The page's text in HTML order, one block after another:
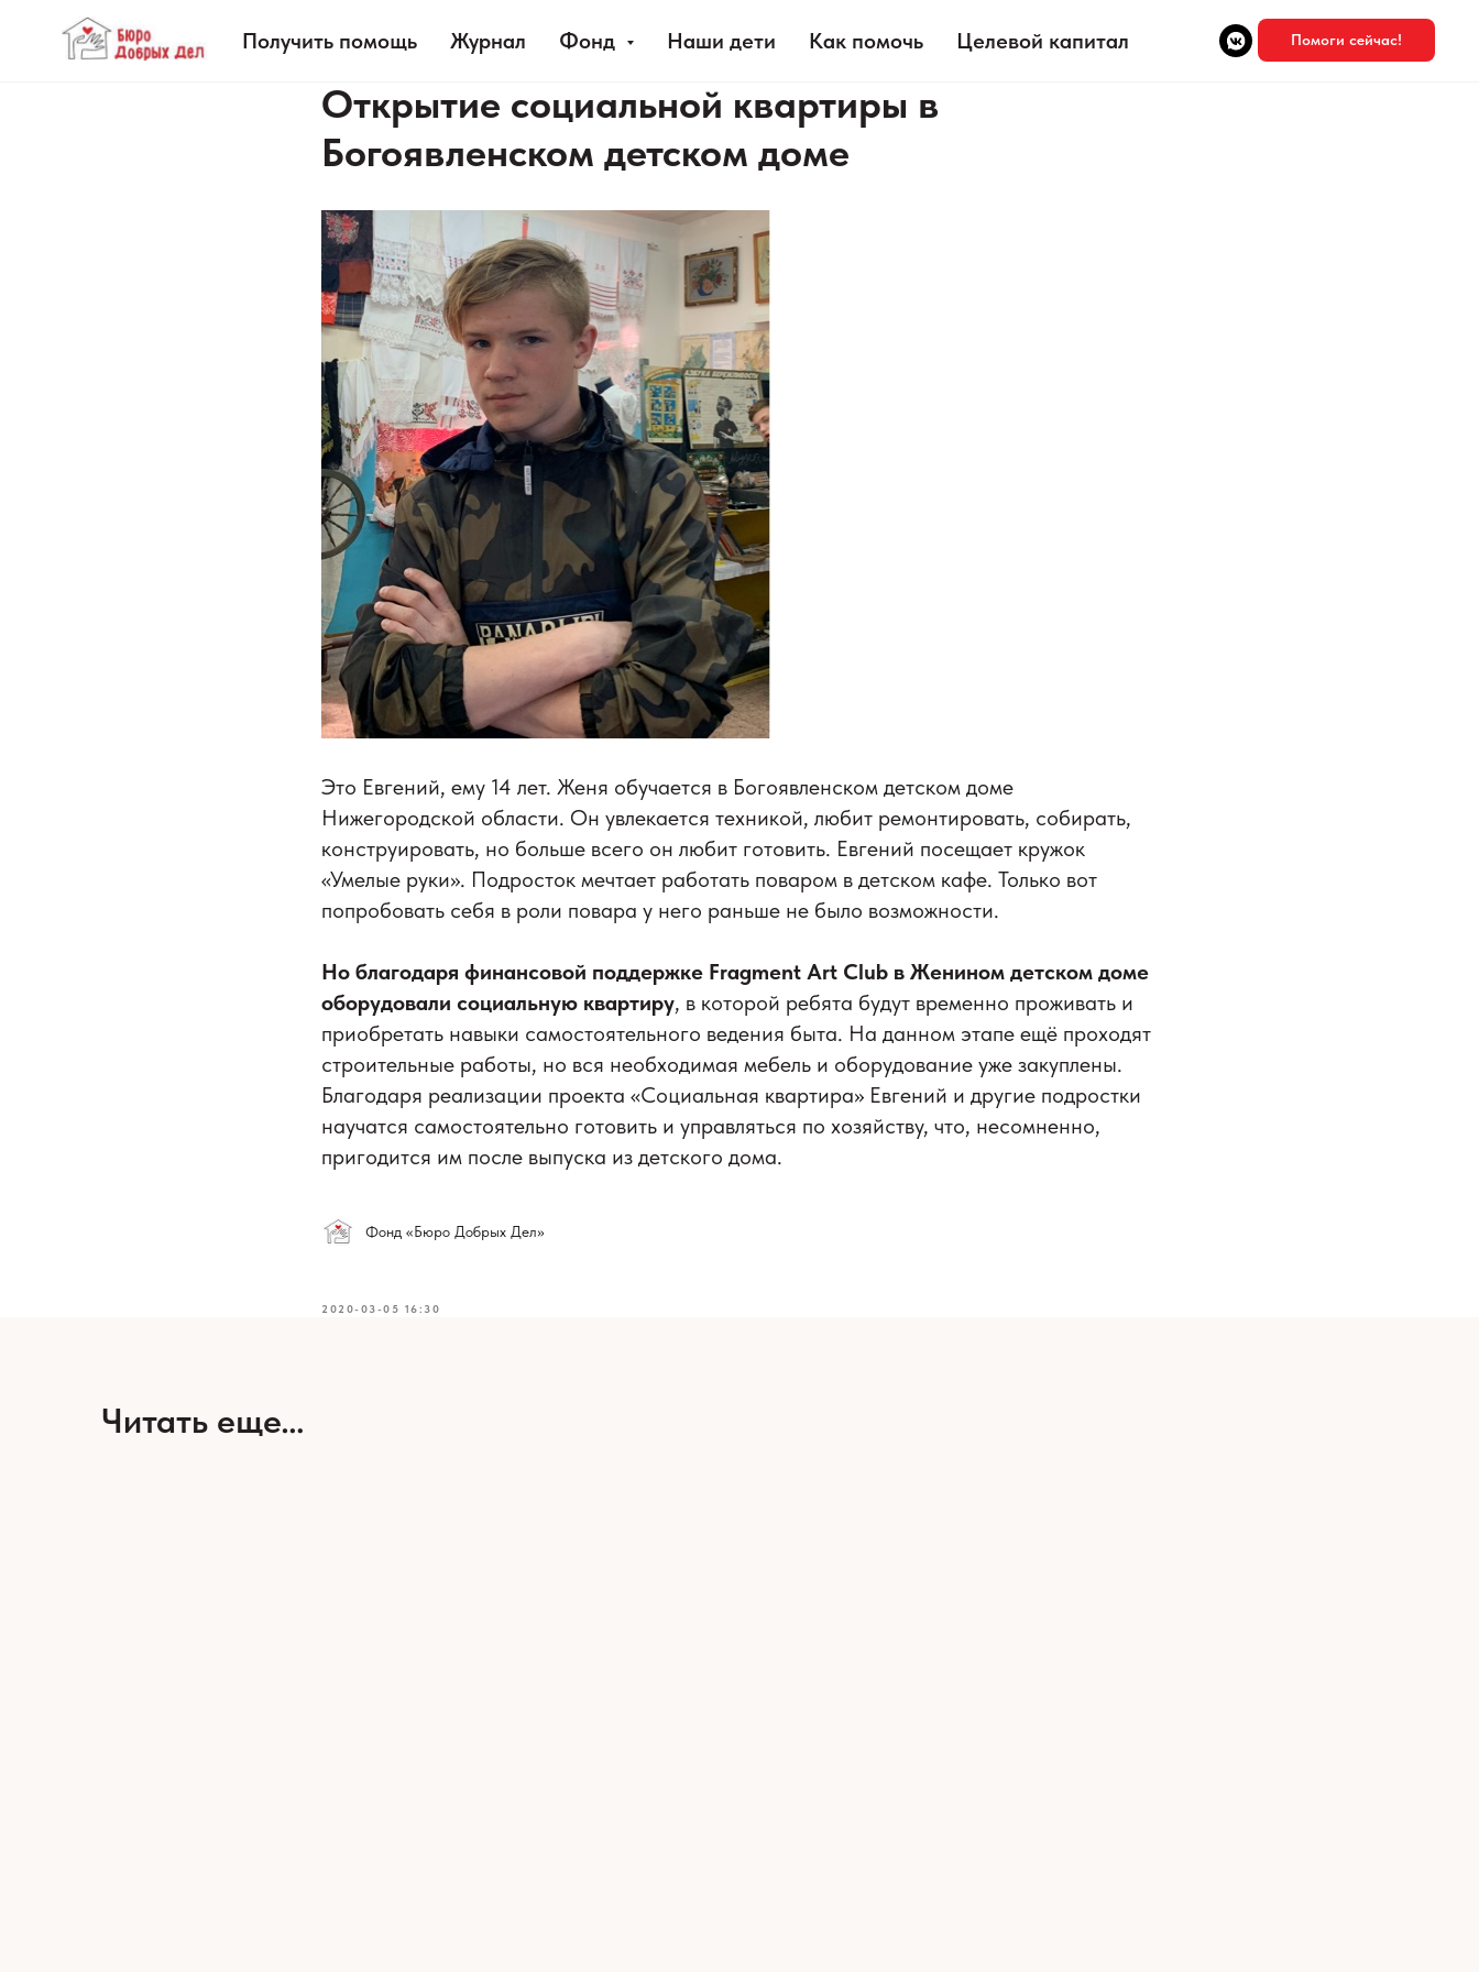
Получить помощь Журнал Фонд Наши дети Как помочь Целевой капитал Помоги сейчас!
Открытие социальной квартиры в
Богоявленском детском доме
Это Евгений, ему 14 лет. Женя обучается в Богоявленском детском доме
Нижегородской области. Он увлекается техникой, любит ремонтировать, собирать,
конструировать, но больше всего он любит готовить. Евгений посещает кружок
«Умелые руки». Подросток мечтает работать поваром в детском кафе. Только вот
попробовать себя в роли повара у него раньше не было возможности.
Но благодаря финансовой поддержке Fragment Art Club в Женином детском доме
оборудовали социальную квартиру, в которой ребята будут временно проживать и
приобретать навыки самостоятельного ведения быта. На данном этапе ещё проходят
строительные работы, но вся необходимая мебель и оборудование уже закуплены.
Благодаря реализации проекта «Социальная квартира» Евгений и другие подростки
научатся самостоятельно готовить и управляться по хозяйству, что, несомненно,
пригодится им после выпуска из детского дома.
Фонд «Бюро Добрых Дел»
2020-03-05 16:30
Читать еще…